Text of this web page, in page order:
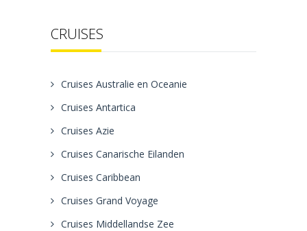
CRUISES
Cruises Australie en Oceanie
Cruises Antartica
Cruises Azie
Cruises Canarische Eilanden
Cruises Caribbean
Cruises Grand Voyage
Cruises Middellandse Zee